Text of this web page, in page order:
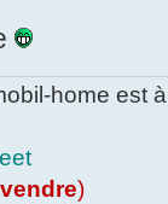
home est
)